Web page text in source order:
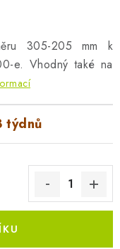
řád
a baterií
Katalog
305-205 mm k
e. Vhodný také na
týdnů